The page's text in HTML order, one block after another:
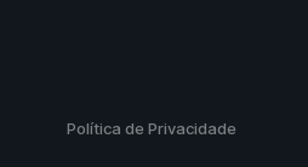
Política de Privacidade